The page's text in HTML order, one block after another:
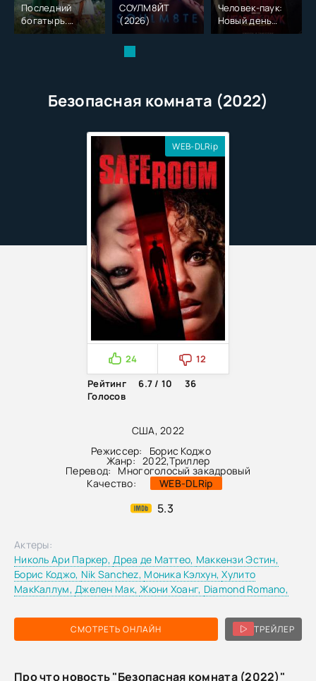
Последний
богатырь.
Колобок (2026)
СОУЛМ8ЙТ
(2026)
Человек-паук:
Новый день
(2026)
Безопасная комната (2022)
США, 2022
Режиссер:
Борис Коджо
Жанр: 2022,Триллер
Перевод:
Многоголосый закадровый
Качество:
WEB-DLRip
5.3
WEB-DLRip
24
12
Рейтинг
6.7 / 10
36
Голосов
СМОТРЕТЬ ОНЛАЙН ТРЕЙЛЕР
Актеры:
Николь Ари Паркер,Дреа де Маттео, Маккензи Эстин,
Борис Коджо, Nik Sanchez, Моника Кэлхун,Хулито
МакКаллум,Джелен Мак,Жюни Хоанг, Diamond Romano,
Про что новость "Безопасная комната (2022)"